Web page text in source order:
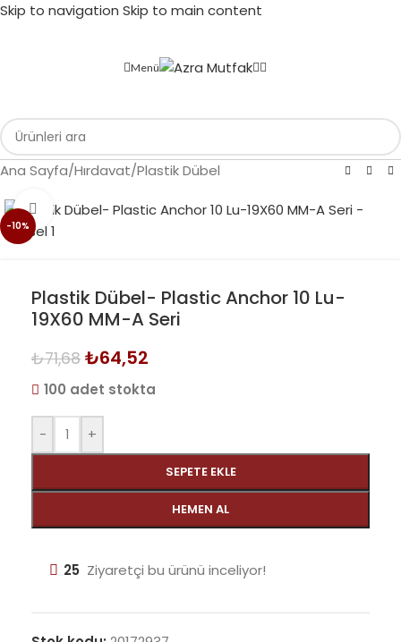
Skip to navigation Skip to main content
Menü
Ana Sayfa/Hırdavat/Plastik Dübel
-10%
Büyütmek için tıklayın
Plastik Dübel- Plastic Anchor 10 Lu-
19X60 MM-A Seri
₺71,68 ₺64,52
100 adet stokta
- +
SEPETE EKLE
HEMEN AL
25 Ziyaretçi bu ürünü inceliyor!